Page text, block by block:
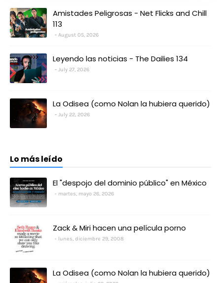
Amistades Peligrosas - Net Flicks and Chill
113
August 05, 2026
Leyendo las noticias - The Dailies 134
July 27, 2026
La Odisea (como Nolan la hubiera querido)
July 22, 2026
Lo más leído
El "despojo del dominio público" en México
martes, mayo 26, 2026
Zack & Miri hacen una película porno
lunes, diciembre 29, 2008
La Odisea (como Nolan la hubiera querido)